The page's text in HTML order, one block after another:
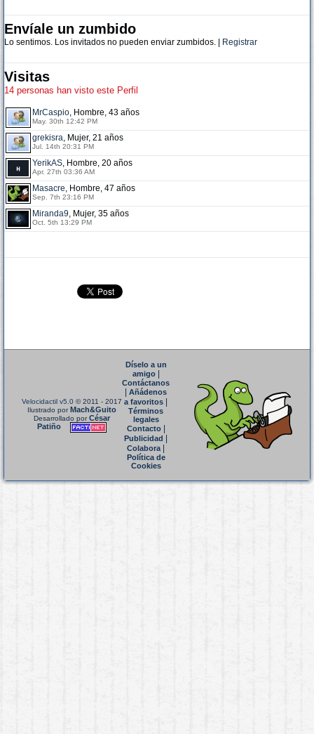
Envíale un zumbido
Lo sentimos. Los invitados no pueden enviar zumbidos. | Registrar
Visitas
14 personas han visto este Perfil
MrCaspio, Hombre, 43 años
May. 30th 12:42 PM
grekisra, Mujer, 21 años
Jul. 14th 20:31 PM
YerikAS, Hombre, 20 años
Apr. 27th 03:36 AM
Masacre, Hombre, 47 años
Sep. 7th 23:16 PM
Miranda9, Mujer, 35 años
Oct. 5th 13:29 PM
Velocidactil v5.0 © 2011 - 2017
Ilustrado porMach&Guito
Desarrollado porCésar
Patiño
Díselo a un
amigo|
Contáctanos
Añádenos
a favoritos
Términos
legales
Contacto|
Publicidad
Colabora|
Política de
Cookies